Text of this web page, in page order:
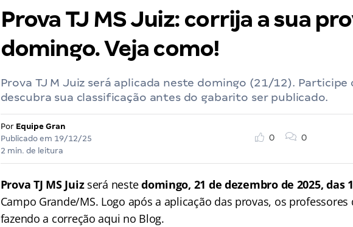
Prova TJ MS Juiz: corrija a sua
domingo. Veja como!
Prova TJ M Juiz será aplicada neste domingo (21/12). Participe
descubra sua classificação antes do gabarito ser publicado.
Por Equipe Gran
Publicado em 19/12/25
2 min. de leitura
0 0
Prova TJ MS Juizserá nestedomingo, 21 de dezembro de 2025, das
Campo Grande/MS. Logo após a aplicação das provas, os professores
fazendo a correção aqui no Blog.